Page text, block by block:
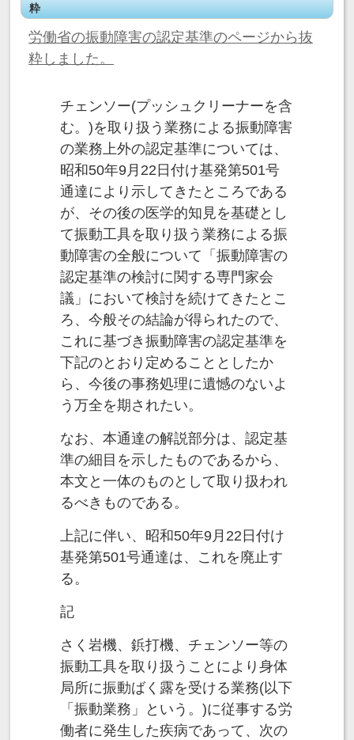
粋
労働省の振動障害の認定基準のページから抜
粋しました。
チェンソー(プッシュクリーナーを含
む。)を取り扱う業務による振動障害
の業務上外の認定基準については、
昭和50年9月22日付け基発第501号
通達により示してきたところである
が、その後の医学的知見を基礎とし
て振動工具を取り扱う業務による振
動障害の全般について「振動障害の
認定基準の検討に関する専門家会
議」において検討を続けてきたとこ
ろ、今般その結論が得られたので、
これに基づき振動障害の認定基準を
下記のとおり定めることとしたか
ら、今後の事務処理に遺憾のないよ
う万全を期されたい。
なお、本通達の解説部分は、認定基
準の細目を示したものであるから、
本文と一体のものとして取り扱われ
るべきものである。
上記に伴い、昭和50年9月22日付け
基発第501号通達は、これを廃止す
る。
記
さく岩機、鋲打機、チェンソー等の
振動工具を取り扱うことにより身体
局所に振動ばく露を受ける業務(以下
「振動業務」という。)に従事する労
働者に発生した疾病であって、次の